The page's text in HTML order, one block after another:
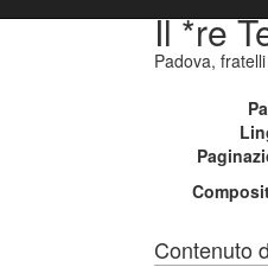
Il *re
Padova,
Contenuto